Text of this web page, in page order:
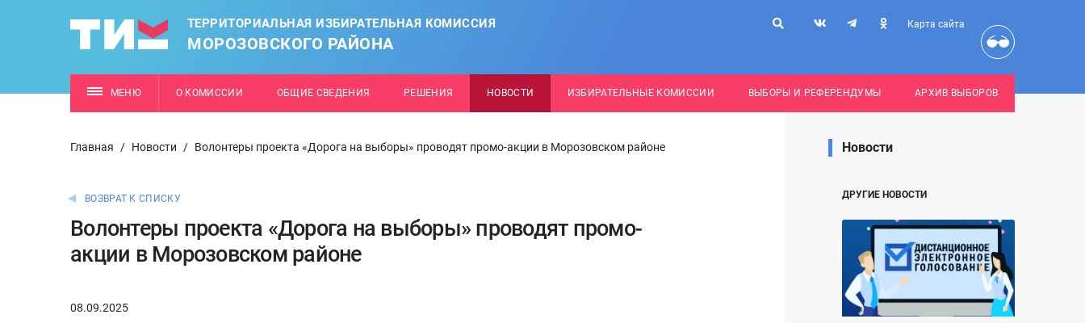
ТЕРРИТОРИАЛЬНАЯ ИЗБИРАТЕЛЬНАЯ КОМИССИЯ
МОРОЗОВСКОГО РАЙОНА
Карта сайта
МЕНЮ О КОМИССИИ ОБЩИЕ СВЕДЕНИЯ РЕШЕНИЯ НОВОСТИ ИЗБИРАТЕЛЬНЫЕ КОМИССИИ ВЫБОРЫ И РЕФЕРЕНДУМЫ АРХИВ ВЫБОРОВ
Главная / Новости / Волонтеры проекта «Дорога на выборы» проводят промо-акции в Морозовском районе
ВОЗВРАТ К СПИСКУ
Волонтеры проекта «Дорога на выборы» проводят промо-
акции в Морозовском районе
08.09.2025
Новости
ДРУГИЕ НОВОСТИ